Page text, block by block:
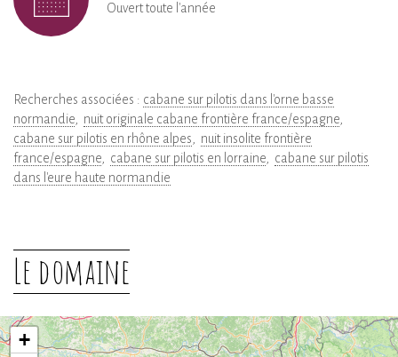
Ouvert toute l'année
Recherches associées : cabane sur pilotis dans l'orne basse
normandie
nuit originale cabane frontière france/espagne
cabane sur pilotis en rhône alpes
nuit insolite frontière
france/espagne
cabane sur pilotis en lorraine
cabane sur pilotis
dans l'eure haute normandie
Le domaine
+